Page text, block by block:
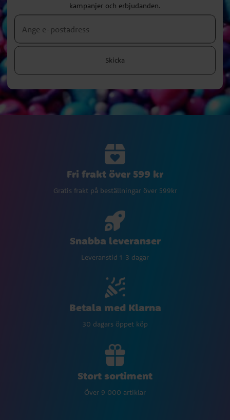
kampanjer och erbjudanden.
Skicka
Fri frakt över 599 kr
Gratis frakt på beställningar över 599kr
Snabba leveranser
Leveranstid 1-3 dagar
Betala med Klarna
30 dagars öppet köp
Stort sortiment
Över 9 000 artiklar